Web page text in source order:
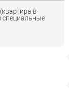
в
специальные